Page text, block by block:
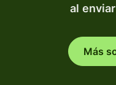
al
Más